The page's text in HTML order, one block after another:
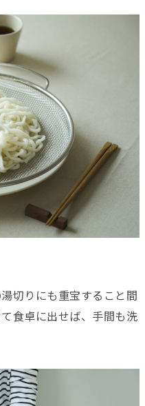
切りにも重宝すること間
食卓に出せば、手間も洗